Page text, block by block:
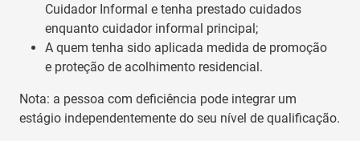
Cuidador Informal e tenha prestado cuidados
enquanto cuidador informal principal;
A quem tenha sido aplicada medida de promoção
e proteção de acolhimento residencial.
Nota: a pessoa com deficiência pode integrar um
estágio independentemente do seu nível de qualificação.